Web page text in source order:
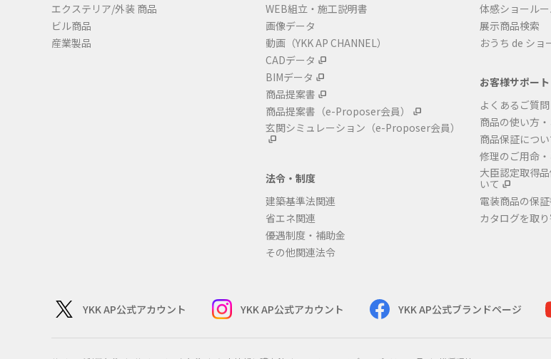
エクステリア/外装 商品
ビル商品
産業製品
WEB組立・施工説明書
画像データ
動画（YKK AP CHANNEL）
CADデータ
BIMデータ
商品提案書
商品提案書 （e-Proposer会員）
玄関シミュレーション （e-Proposer会員）
法令・制度
建築基準法関連
省エネ関連
優遇制度・補助金
その他関連法令
体感ショールー
展示商品検索
おうち de ショ
お客様サポート
よくあるご質問
商品の使い方
商品保証につ
修理のご用命
大臣認定取得
いて
電装商品の保
カタログを取
YKK AP公式アカウント YKK AP公式アカウント YKK AP公式ブランドページ